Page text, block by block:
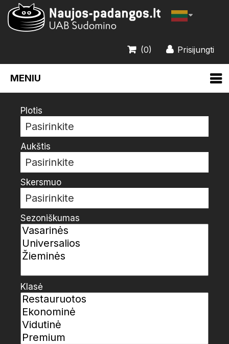
Prisijungti
(0)
MENIU
Plotis
Pasirinkite
Aukštis
Pasirinkite
Skersmuo
Pasirinkite
Sezoniškumas
Klasė